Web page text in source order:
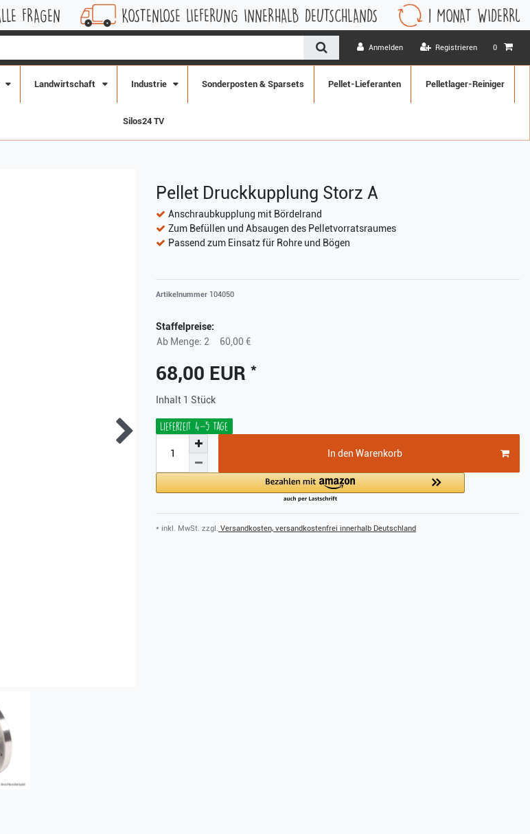
KOSTENLOSE LIEFERUNG INNERHALB DEUTSCHLANDS 1 MONAT WIDERRUFSRECHT
Anmelden Registrieren 0
Landwirtschaft Industrie Sonderposten & Sparsets Pellet-Lieferanten Pelletlager-Reiniger
Silos24 TV
Pellet Druckkupplung Storz A
Anschraubkupplung mit Bördelrand
Zum Befüllen und Absaugen des Pelletvorratsraumes
Passend zum Einsatz für Rohre und Bögen
Artikelnummer 104050
Staffelpreise:
Ab Menge: 2
60,00 €
68,00 EUR *
Inhalt 1 Stück
Lieferzeit 4-5 Tage
In den Warenkorb
* inkl. MwSt. zzgl. Versandkosten, versandkostenfrei innerhalb Deutschland